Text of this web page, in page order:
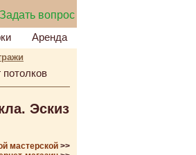
Задать вопрос
Аренда
потолков
Эскиз
мастерской >>